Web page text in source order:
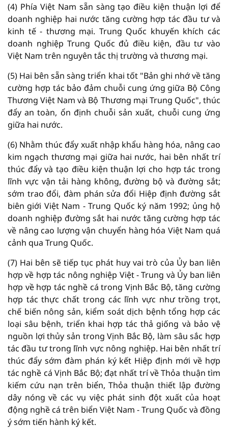
(4) Phía Việt Nam sẵn sàng tạo điều kiện thuận lợi để
doanh nghiệp hai nước tăng cường hợp tác đầu tư và
kinh tế - thương mại. Trung Quốc khuyến khích các
doanh nghiệp Trung Quốc đủ điều kiện, đầu tư vào
Việt Nam trên nguyên tắc thị trường và thương mại.
(5) Hai bên sẵn sàng triển khai tốt "Bản ghi nhớ về tăng
cường hợp tác bảo đảm chuỗi cung ứng giữa Bộ Công
Thương Việt Nam và Bộ Thương mại Trung Quốc", thúc
đẩy an toàn, ổn định chuỗi sản xuất, chuỗi cung ứng
giữa hai nước.
(6) Nhằm thúc đẩy xuất nhập khẩu hàng hóa, nâng cao
kim ngạch thương mại giữa hai nước, hai bên nhất trí
thúc đẩy và tạo điều kiện thuận lợi cho hợp tác trong
lĩnh vực vận tải hàng không, đường bộ và đường sắt;
sớm trao đổi, đàm phán sửa đổi Hiệp định đường sắt
biên giới Việt Nam - Trung Quốc ký năm 1992; ủng hộ
doanh nghiệp đường sắt hai nước tăng cường hợp tác
về nâng cao lượng vận chuyển hàng hóa Việt Nam quá
cảnh qua Trung Quốc.
(7) Hai bên sẽ tiếp tục phát huy vai trò của Ủy ban liên
hợp về hợp tác nông nghiệp Việt - Trung và Ủy ban liên
hợp về hợp tác nghề cá trong Vịnh Bắc Bộ, tăng cường
hợp tác thực chất trong các lĩnh vực như trồng trọt,
chế biến nông sản, kiểm soát dịch bệnh tổng hợp các
loại sâu bệnh, triển khai hợp tác thả giống và bảo vệ
nguồn lợi thủy sản trong Vịnh Bắc Bộ, làm sâu sắc hợp
tác đầu tư trong lĩnh vực nông nghiệp. Hai bên nhất trí
thúc đẩy sớm đàm phán ký kết Hiệp định mới về hợp
tác nghề cá Vịnh Bắc Bộ; đạt nhất trí về Thỏa thuận tìm
kiếm cứu nạn trên biển, Thỏa thuận thiết lập đường
dây nóng về các vụ việc phát sinh đột xuất của hoạt
động nghề cá trên biển Việt Nam - Trung Quốc và đồng
ý sớm tiến hành ký kết.